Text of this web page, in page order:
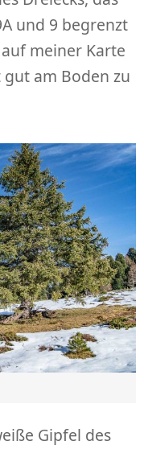
und 9 begrenzt
meiner Karte
am Boden zu
Gipfel des